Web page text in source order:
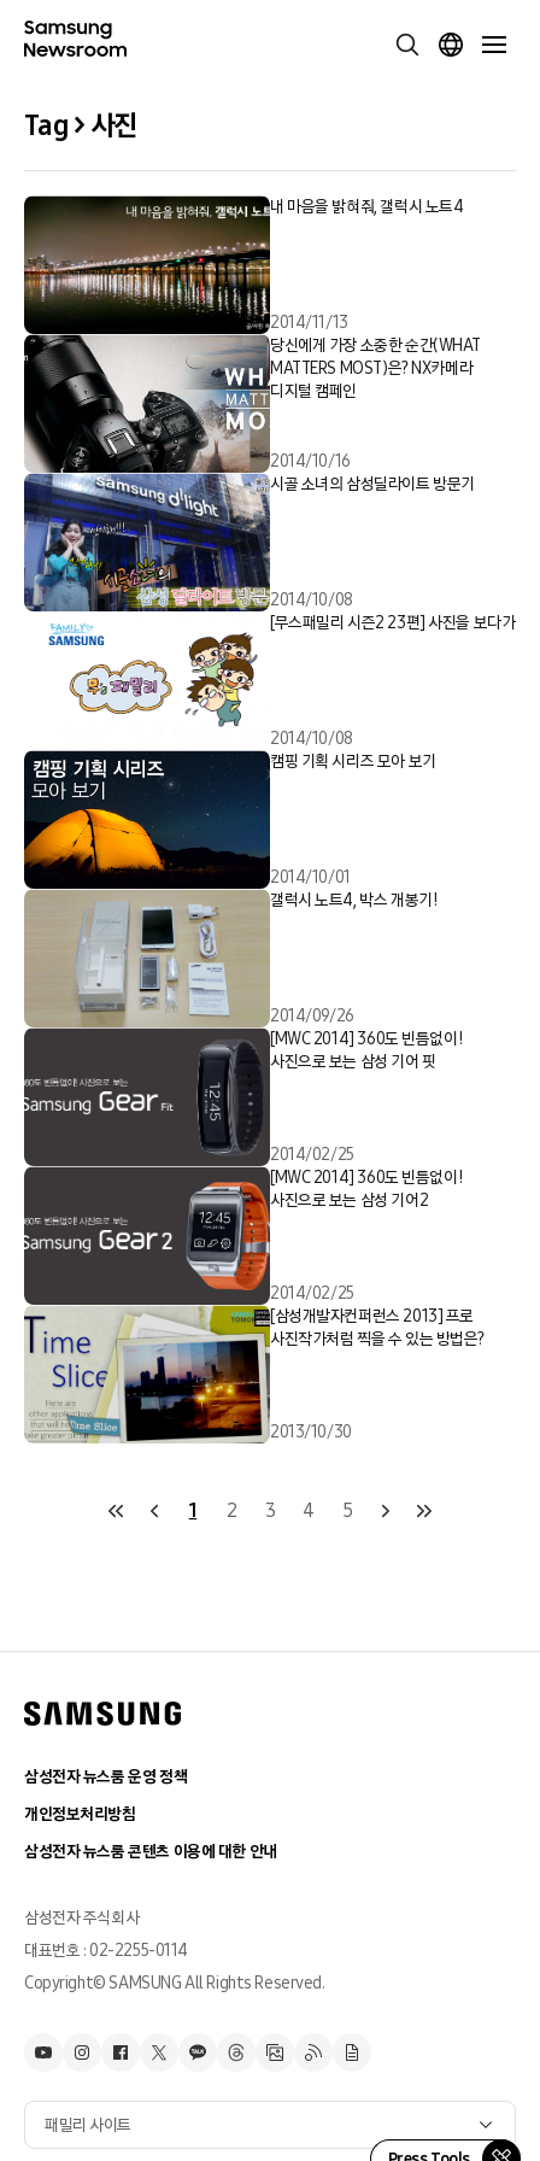
Tag > 사진
내 마음을 밝혀줘, 갤럭시 노트4
2014/11/13
당신에게 가장 소중한 순간(WHAT
MATTERS MOST)은? NX카메라
디지털 캠페인
2014/10/16
시골 소녀의 삼성딜라이트 방문기
2014/10/08
[무스패밀리 시즌2 23편] 사진을 보다가
2014/10/08
캠핑 기획 시리즈 모아 보기
2014/10/01
갤럭시 노트4, 박스 개봉기!
2014/09/26
[MWC 2014] 360도 빈틈없이!
사진으로 보는 삼성 기어 핏
2014/02/25
[MWC 2014] 360도 빈틈없이!
사진으로 보는 삼성 기어2
2014/02/25
[삼성개발자컨퍼런스 2013] 프로
사진작가처럼 찍을 수 있는 방법은?
2013/10/30
1 2 3 4 5
삼성전자 뉴스룸 운영 정책
개인정보처리방침
삼성전자 뉴스룸 콘텐츠 이용에 대한 안내
삼성전자 주식회사
대표번호 : 02-2255-0114
Copyright© SAMSUNG All Rights Reserved.
패밀리 사이트